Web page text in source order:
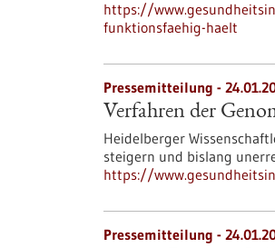
https://
funktionsfaehig-haelt
Pressemitteilung -
Verfahren der
Heidelberger
steigern und bislang
https://
Pressemitteilung -